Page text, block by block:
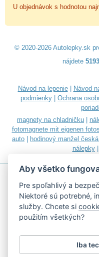
U objednávok s hodnotou
© 2020-2026 Autolepky.sk
nájdete
Návod na lepenie| Návod
podmienky
Ochrana
magnety na chladničku
fotomagnete mit eigenen fotos
auto
hodinový manžel
nálepky|
Akceptujeme
Podľa zákona o evidencii
Aby všetko
Pre spoľahlivý a
Niektoré sú potrebné,
služby. Chcete si
použitím všetkých?
Iba